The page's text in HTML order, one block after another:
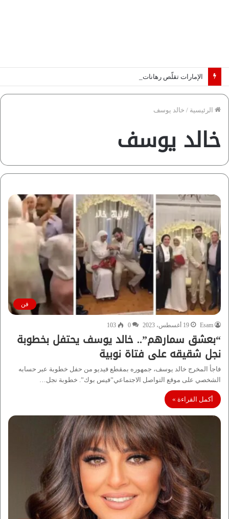
الرئيسية / خالد يوسف
خالد يوسف
فن
Esam 19 أغسطس، 2023 0
103
“بعشق سمارهم”.. خالد يوسف يحتفل بخطوبة
نجل شقيقه على فتاة نوبية
فاجأ المخرج خالد يوسف، جمهوره بمقطع فيديو من حفل خطوبة عبر حسابه
الشخصي على موقع التواصل الاجتماعي”فيس بوك”. خطوبة نجل…
أكمل القراءة »